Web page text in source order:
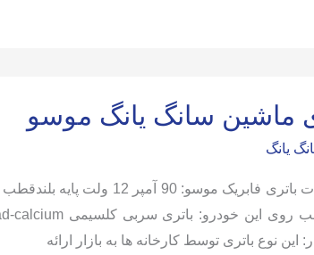
ماشین سانگ یانگ موسو
یانگ
این نوع باتری توسط کارخانه ها به بازار ارائه